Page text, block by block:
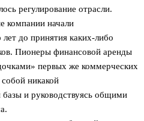
регулирование отрасли.
компании начали
лет до принятия каких-либо
Пионеры финансовой аренды
первых же коммерческих
никакой
базы и руководствуясь общими